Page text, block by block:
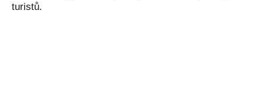
turistů.